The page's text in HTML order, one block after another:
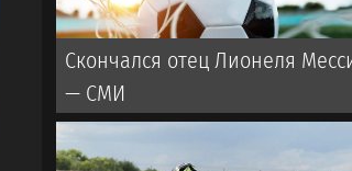
Скончался отец Лионеля
— СМИ